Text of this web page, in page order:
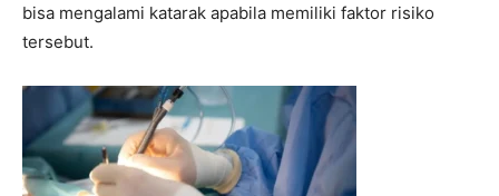
bisa mengalami katarak apabila memiliki faktor risiko
tersebut.